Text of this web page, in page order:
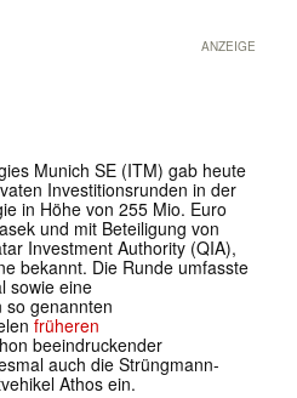
ANZEIGE
Munich SE (ITM) gab heute
Investitionsrunden in der
in Höhe von 255 Mio. Euro
und mit Beteiligung von
Investment Authority (QIA),
bekannt. Die Runde umfasste
sowie eine
so genannten
früheren
beeindruckender
auch die Strüngmann-
Athos ein.